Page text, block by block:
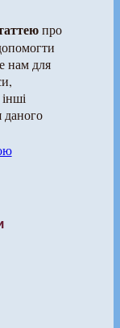
про
нам для
даного